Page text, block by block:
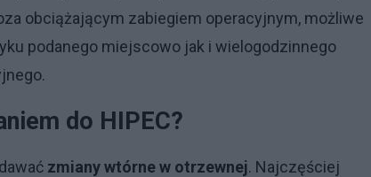
obciążającym zabiegiem operacyjnym, możliwe
podanego miejscowo jak i wielogodzinnego
do HIPEC?
zmiany wtórne w otrzewnej. Najczęściej